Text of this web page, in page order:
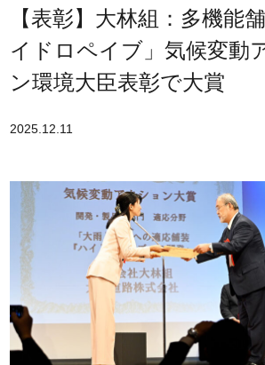
【表彰】大林組：多機能
イドロペイブ」気候変動
ン環境大臣表彰で大賞
2025.12.11